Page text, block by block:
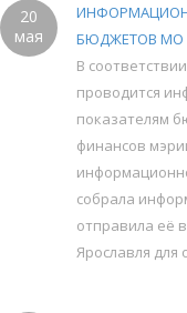
20
мая
БЮДЖЕТОВ МО
В
проводится
показателям
финансов
собрала
отправила её
Ярославля для